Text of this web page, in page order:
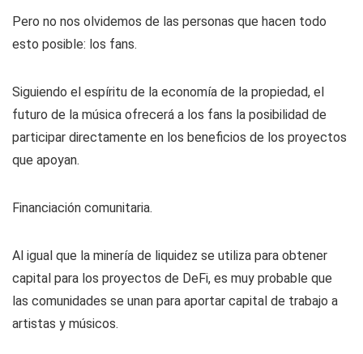
Pero no nos olvidemos de las personas que hacen todo
esto posible: los fans.
Siguiendo el espíritu de la economía de la propiedad, el
futuro de la música ofrecerá a los fans la posibilidad de
participar directamente en los beneficios de los proyectos
que apoyan.
Financiación comunitaria.
Al igual que la minería de liquidez se utiliza para obtener
capital para los proyectos de DeFi, es muy probable que
las comunidades se unan para aportar capital de trabajo a
artistas y músicos.